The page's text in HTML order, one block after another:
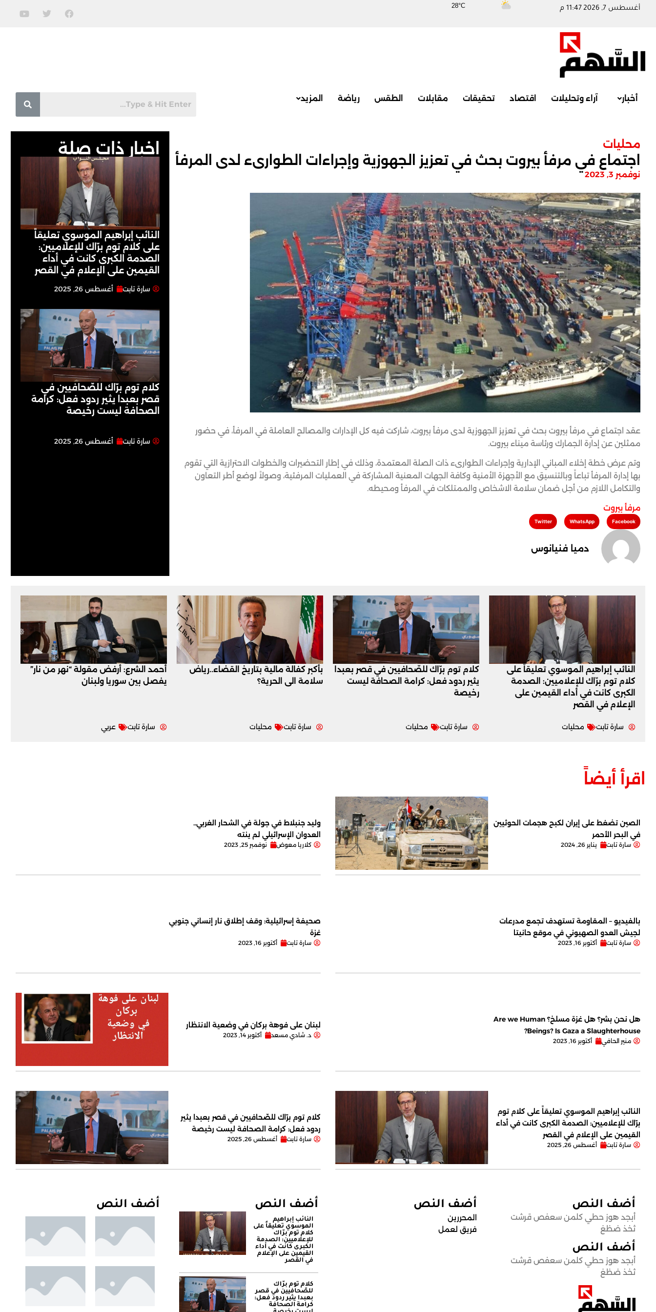
28°C أغسطس 7, 2026 11:47 م
أخبار آراء وتحليلات اقتصاد تحقيقات مقابلات الطقس رياضة المزيد
اخبار ذات صلة
النائب إبراهيم الموسوي تعليقاً
على كلام توم برّاك للإعلاميين:
الصدمة الكبرى كانت في أداء
القيمين على ‏الإعلام في القصر
سارة تابت أغسطس 26, 2025
كلام توم برّاك للصّحافيين في
قصر بعبدا يثير ردود فعل: كرامة
الصحافة ليست رخيصة
سارة تابت أغسطس 26, 2025
محليات
اجتماع في مرفأ بيروت بحث في تعزيز الجهوزية وإجراءات الطوارىء لدى المرفأ
نوفمبر 3, 2023
عقد اجتماع في مرفأ بيروت بحث في تعزيز الجهوزية لدى مرفأ بيروت، شاركت فيه كل الإدارات والمصالح العاملة في المرفأ، في حضور
ممثلين عن إدارة الجمارك ورئاسة ميناء بيروت.
وتم عرض خطة إخلاء المباني الإدارية وإجراءات الطوارىء ذات الصلة المعتمدة، وذلك في إطار التحضيرات والخطوات الاحترازية التي تقوم
بها إدارة المرفأ تباعاً وبالتنسيق مع الأجهزة الأمنية وكافة الجهات المعنية المشاركة في العمليات المرفئية، وصولاً لوضع أطر التعاون
والتكامل اللازم من أجل ضمان سلامة الاشخاص والممتلكات في المرفأ ومحيطه.
مرفأ بيروت
Facebook
WhatsApp
Twitter
دميا فنيانوس
النائب إبراهيم الموسوي تعليقاً على
كلام توم برّاك للإعلاميين: الصدمة
الكبرى كانت في أداء القيمين على
‏الإعلام في القصر
سارة تابت محليات
كلام توم برّاك للصّحافيين في قصر بعبدا
يثير ردود فعل: كرامة الصحافة ليست
رخيصة
سارة تابت محليات
بأكبر كفالة مالية بتاريخ القضاء..رياض
سلامة الى الحرية؟
سارة تابت محليات
أحمد الشرع: أرفض مقولة “نهر من نار”
يفصل بين سوريا ولبنان
سارة تابت عربي
اقرأ أيضاً
الصين تضغط على إيران لكبح هجمات الحوثيين
في البحر الأحمر
سارة تابت يناير 26, 2024
وليد جنبلاط في جولة في الشحار الغربي..
العدوان الإسرائيلي لم ينته
كلاريا معوض نوفمبر 25, 2023
بالفيديو – المقاومة تستهدف تجمع مدرعات
لجيش العدو الصهيوني في موقع حانيتا
سارة تابت أكتوبر 16, 2023
صحيفة إسرائيلية: وقف إطلاق نار إنساني جنوبي
غزة
سارة تابت أكتوبر 16, 2023
هل نحن بشر؟ هل غزة مسلخ؟ Are we Human
Beings? Is Gaza a Slaughterhouse?
منير الحافي أكتوبر 16, 2023
لبنان على فوهة بركان في وضعية الانتظار
د. شادي مسعد أكتوبر 14, 2023
النائب إبراهيم الموسوي تعليقاً على كلام توم
برّاك للإعلاميين: الصدمة الكبرى كانت في أداء
القيمين على ‏الإعلام في القصر
سارة تابت أغسطس 26, 2025
كلام توم برّاك للصّحافيين في قصر بعبدا يثير
ردود فعل: كرامة الصحافة ليست رخيصة
سارة تابت أغسطس 26, 2025
أضف النص
أبجد هوز حطي كلمن سعفص قرشت
ثخذ ضظغ
أضف النص
أبجد هوز حطي كلمن سعفص قرشت
ثخذ ضظغ
أضف النص
المحررين
فريق لعمل
أضف النص
النائب إبراهيم
الموسوي تعليقاً على
كلام توم برّاك
للإعلاميين: الصدمة
الكبرى كانت في أداء
القيمين على ‏الإعلام
في القصر
كلام توم برّاك
للصّحافيين في قصر
بعبدا يثير ردود فعل:
كرامة الصحافة
أضف النص